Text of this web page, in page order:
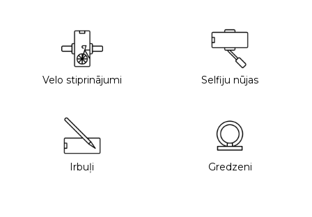
Velo stiprinājumi Selfiju nūjas
Irbuļi Gredzeni